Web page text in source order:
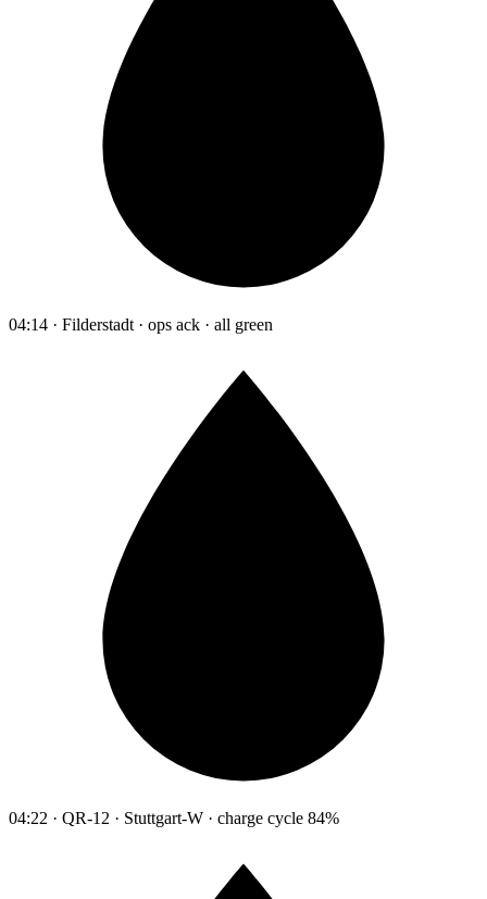
04:14 · Filderstadt · ops ack · all green
04:22 · QR-12 · Stuttgart-W · charge cycle 84%